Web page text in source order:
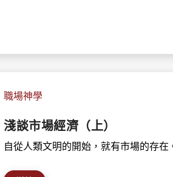
職場神學
淺談市場經濟（上）
自從人類文明的開始，就有市場的存